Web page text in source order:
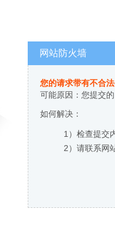
网站防火墙
您的请求带有不合
可能原因：您提交
如何解决：
1）检查提交
2）请联系网